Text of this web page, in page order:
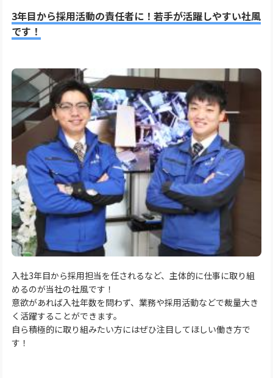
3年目から採用活動の責任者に！若手が活躍しやすい社風
です！
入社3年目から採用担当を任されるなど、主体的に仕事に取り組
めるのが当社の社風です！
意欲があれば入社年数を問わず、業務や採用活動などで裁量大き
く活躍することができます。
自ら積極的に取り組みたい方にはぜひ注目してほしい働き方で
す！